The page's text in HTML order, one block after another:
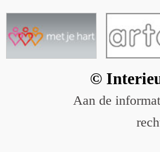
©
Aan de